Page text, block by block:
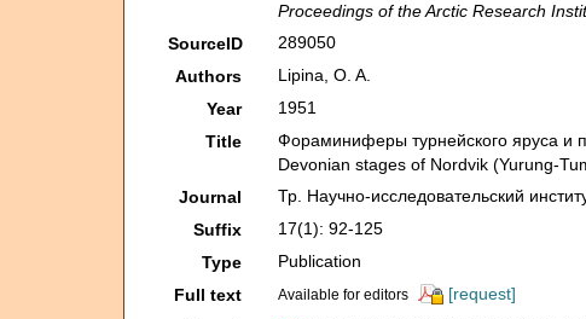
Proceedings of the Arctic Research
SourceID
289050
Authors
Lipina, O. A.
Year
1951
Title
Фораминиферы турнейского яруса и
Devonian stages of Nordvik (Yurung-
Journal
Тр. Научно-исследовательский
Suffix
17(1): 92-125
Type
Publication
Full text
Available for editors
[request]